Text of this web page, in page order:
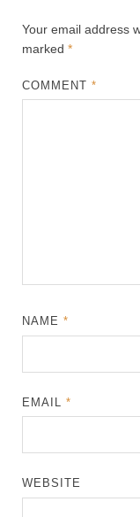
Your email address
marked *
COMMENT*
NAME*
EMAIL*
WEBSITE